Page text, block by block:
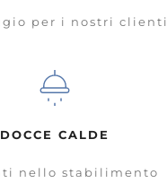
per i nostri clienti
DOCCE CALDE
nello stabilimento